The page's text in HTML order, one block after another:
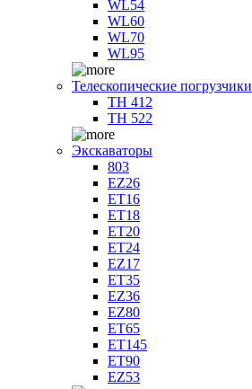
WL54
WL60
WL70
WL95
Телескопические погрузчики
TH 412
TH 522
Экскаваторы
803
EZ26
ET16
ET18
ET20
ET24
EZ17
ET35
EZ36
EZ80
ET65
ET145
ET90
EZ53